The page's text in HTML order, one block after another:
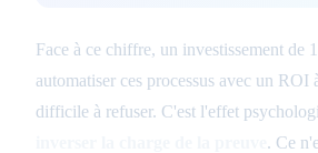
Face à ce chiffre, un investissement de
automatiser ces processus avec un ROI
difficile à refuser. C'est l'effet
. Ce